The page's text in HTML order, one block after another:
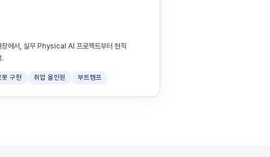
장에서, 실무 Physical AI 프로젝트부터 현직
.
봇 구현 취업 올인원 부트캠프